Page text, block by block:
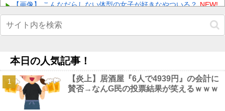
Powered by livedoor 相互RSS
【画像】 こんなだらしない体型の女子が好きなやついる？ NEW!
【画像】今週の咲-Saki-、役満炸裂で大荒れwwww.他 NEW!
【画像】 書道甲子園とかいうお○ぱい見放題の大会ｗｗｗｗｗｗ
ｗ NEW!
ス』、原作者本人が手書きアニメを投稿した結果・・・ｗｗｗｗｗ
ｗ他 NEW!
【画像】 女優・夏菜、ロンハーで無防備パ○チラ NEW!
【速報】米国、韓国防衛に短距離戦術核を検討※韓国談他 NEW!
【超画像】 小倉ゆうか（元・小倉優香）が水着グラビア復帰ｗｗ
ｗｗｗ NEW!
本日の人気記事！
【炎上】居酒屋『6人で4939円』の会計に
賛否→なんG民の投票結果が笑えるｗｗｗ